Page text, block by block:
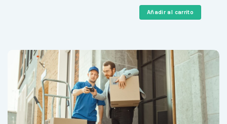
era:
480,00 €.
Añadir al carrito